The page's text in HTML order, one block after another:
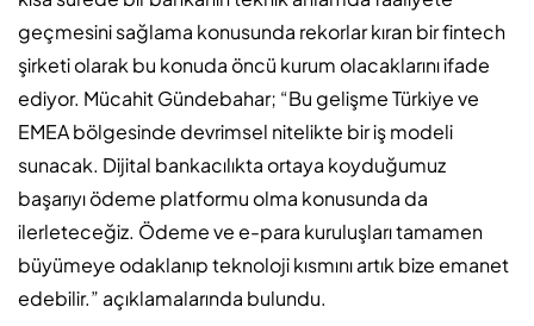
geçmesini sağlama konusunda rekorlar kıran bir fintech
şirketi olarak bu konuda öncü kurum olacaklarını ifade
ediyor. Mücahit Gündebahar; “Bu gelişme Türkiye ve
EMEA bölgesinde devrimsel nitelikte bir iş modeli
sunacak. Dijital bankacılıkta ortaya koyduğumuz
başarıyı ödeme platformu olma konusunda da
ilerleteceğiz. Ödeme ve e-para kuruluşları tamamen
büyümeye odaklanıp teknoloji kısmını artık bize emanet
edebilir.” açıklamalarında bulundu.